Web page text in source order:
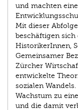
und machten
Mit dieser
beschäftigen sich
HistorikerInnen,
Gemeinsamer
Zürcher
entwickelte
sozialen
Wachstum zu
und die damit